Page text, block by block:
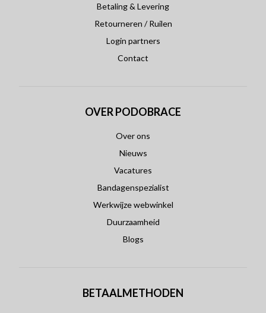
Betaling & Levering
Retourneren / Ruilen
Login partners
Contact
OVER PODOBRACE
Over ons
Nieuws
Vacatures
Bandagenspezialist
Werkwijze webwinkel
Duurzaamheid
Blogs
BETAALMETHODEN